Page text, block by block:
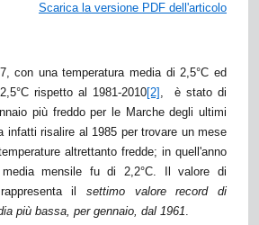
Scarica la versione PDF dell'articolo
con una temperatura media di 2,5°C ed
rispetto al 1981-2010[2] ,
è stato di
più freddo per le Marche degli ultimi
infatti risalire al 1985 per trovare un mese
altrettanto fredde; in quell'anno
media mensile fu di 2,2°C. Il valore di
il settimo valore record di
più bassa, per gennaio, dal 1961.